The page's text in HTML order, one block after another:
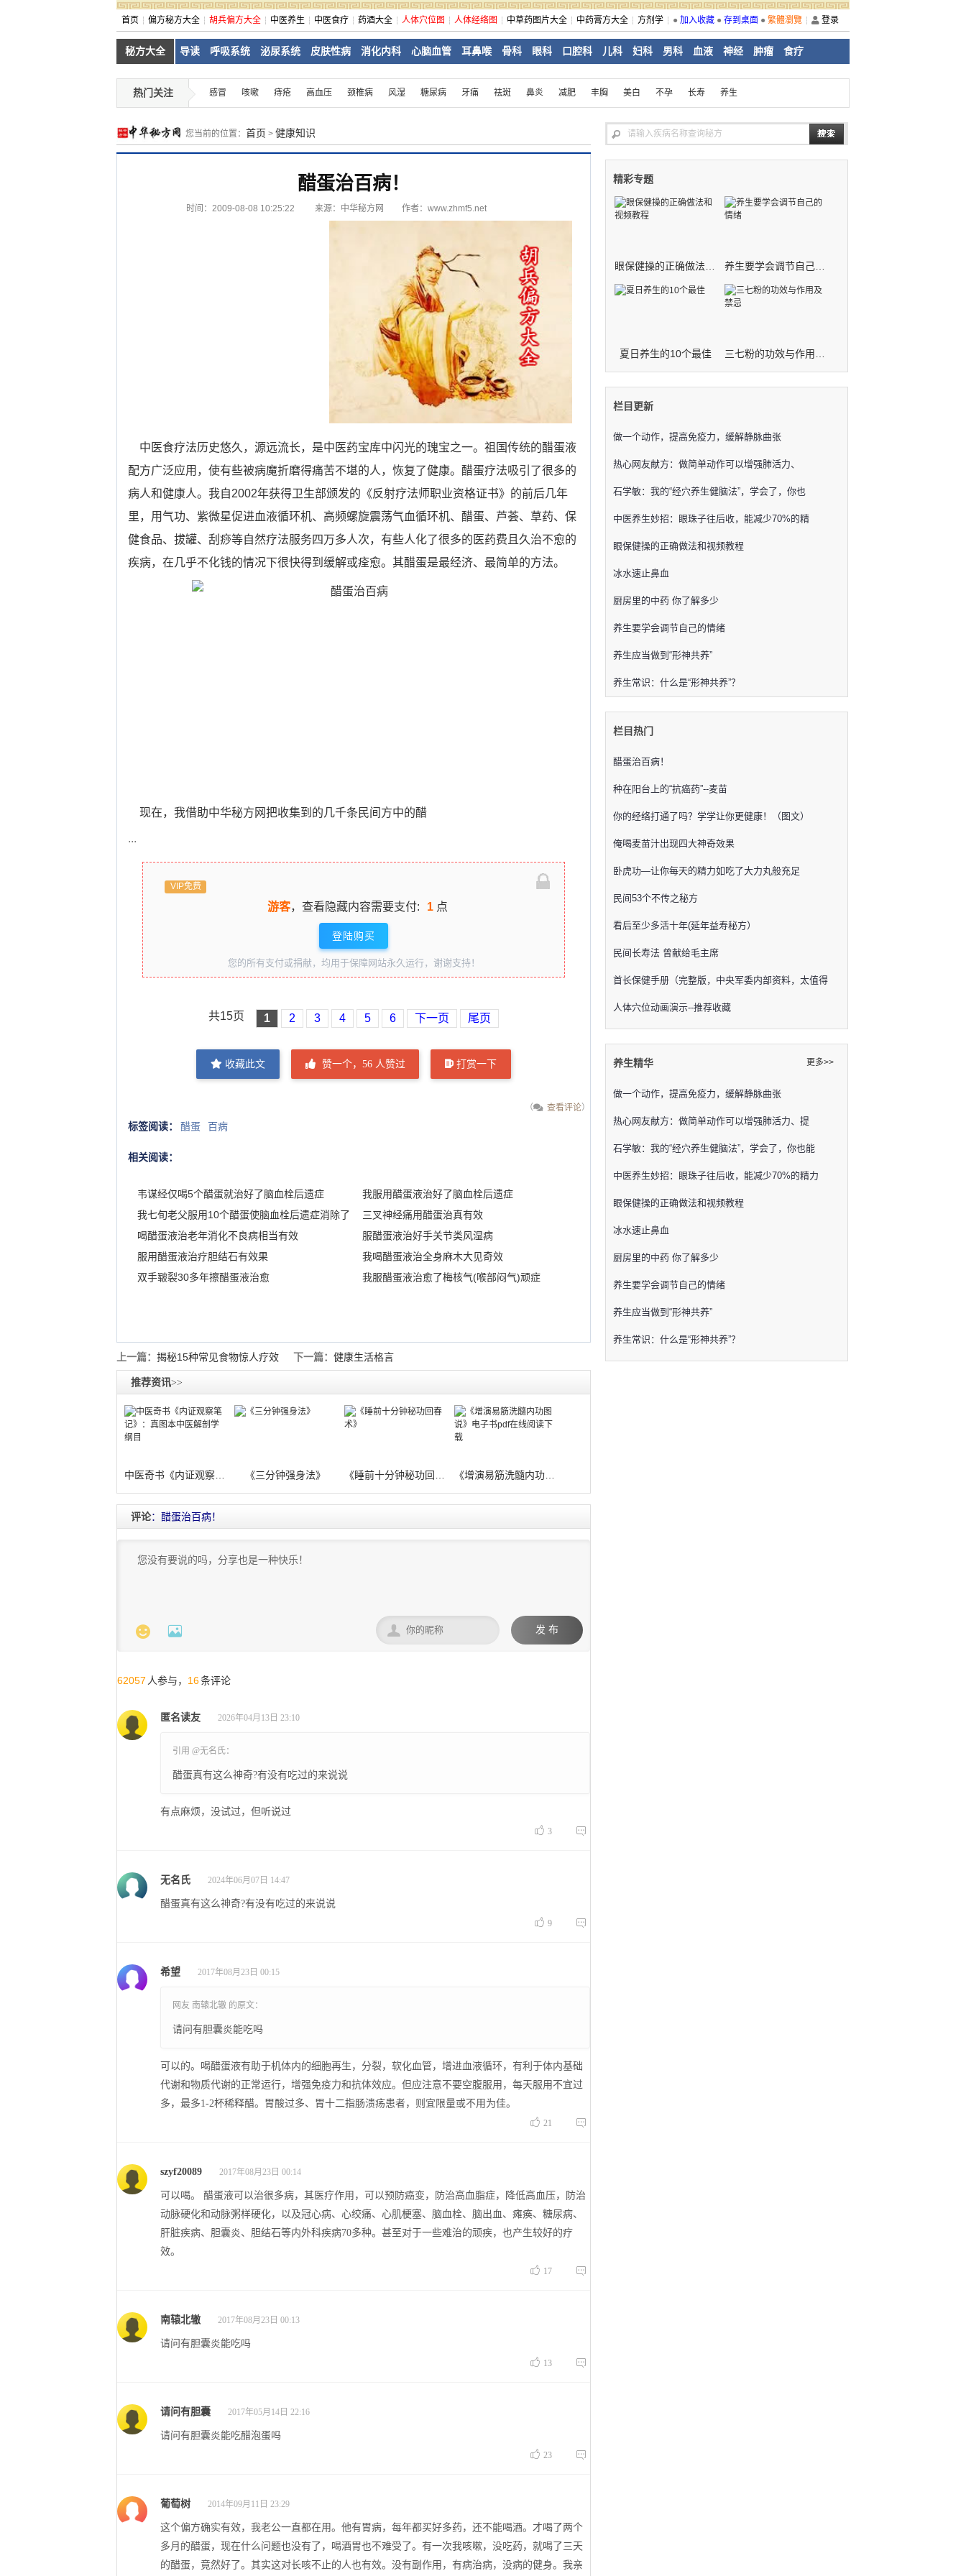
首页 偏方秘方大全 胡兵偏方大全 中医养生 中医食疗 药酒大全 人体穴位图 人体经络图 中草药图片大全 中药膏方大全 方剂学 ● 加入收藏 ● 存到桌面 ● 繁體瀏覽 登录
秘方大全 导读 呼吸系统 泌尿系统 皮肤性病 消化内科 心脑血管 耳鼻喉 骨科 眼科 口腔科 儿科 妇科 男科 血液 神经 肿瘤 食疗
热门关注 感冒 咳嗽 痔疮 高血压 颈椎病 风湿 糖尿病 牙痛 祛斑 鼻炎 减肥 丰胸 美白 不孕 长寿 养生
您当前的位置： 首页 > 健康知识
醋蛋治百病！
时间：2009-08-08 10:25:22 来源： 中华秘方网 作者：www.zhmf5.net
中医食疗法历史悠久，源远流长，是中医药宝库中闪光的瑰宝之一。祖国传统的醋蛋液
配方广泛应用，使有些被病魔折磨得痛苦不堪的人，恢复了健康。醋蛋疗法吸引了很多的
病人和健康人。我自2002年获得卫生部颁发的《反射疗法师职业资格证书》的前后几年
里，用气功、紫微星促进血液循环机、高频螺旋震荡气血循环机、醋蛋、芦荟、草药、保
健食品、拔罐、刮痧等自然疗法服务四万多人次，有些人化了很多的医药费且久治不愈的
疾病，在几乎不化钱的情况下很快得到缓解或痊愈。其醋蛋是最经济、最简单的方法。
现在，我借助中华秘方网把收集到的几千条民间方中的醋
...
VIP免费
游客，查看隐藏内容需要支付: 1点
登陆购买
您的所有支付或捐献，均用于保障网站永久运行，谢谢支持！
共15页 1 2 3 4 5 6 下一页 尾页
收藏此文 赞一个， 56 人赞过 打赏一下
（ 查看评论）
标签阅读： 醋蛋 百病
相关阅读：
韦谋经仅喝5个醋蛋就治好了脑血栓后遗症
我服用醋蛋液治好了脑血栓后遗症
我七旬老父服用10个醋蛋使脑血栓后遗症消除了
三叉神经痛用醋蛋治真有效
喝醋蛋液治老年消化不良病相当有效
服醋蛋液治好手关节类风湿病
服用醋蛋液治疗胆结石有效果
我喝醋蛋液治全身麻木大见奇效
双手皲裂30多年擦醋蛋液治愈
我服醋蛋液治愈了梅核气(喉部闷气)顽症
上一篇： 揭秘15种常见食物惊人疗效 下一篇： 健康生活格言
推荐资讯>>
《三分钟强身法》
评论：醋蛋治百病！
  发 布

62057 人参与， 16条评论
匿名读友 2026年04月13日 23:10
引用 @无名氏：
醋蛋真有这么神奇?有没有吃过的来说说
有点麻烦，没试过，但听说过
 3 
无名氏 2024年06月07日 14:47
醋蛋真有这么神奇?有没有吃过的来说说
 9 
希望 2017年08月23日 00:15
网友 南辕北辙 的原文：
请问有胆囊炎能吃吗
可以的。喝醋蛋液有助于机体内的细胞再生，分裂，软化血管，增进血液循环，有利于体内基础
代谢和物质代谢的正常运行，增强免疫力和抗体效应。但应注意不要空腹服用，每天服用不宜过
多，最多1-2杯稀释醋。胃酸过多、胃十二指肠溃疡患者，则宜限量或不用为佳。
 21 
szyf20089 2017年08月23日 00:14
可以喝。 醋蛋液可以治很多病，其医疗作用，可以预防癌变，防治高血脂症，降低高血压，防治
动脉硬化和动脉粥样硬化，以及冠心病、心绞痛、心肌梗塞、脑血栓、脑出血、瘫痪、糖尿病、
肝脏疾病、胆囊炎、胆结石等内外科疾病70多种。甚至对于一些难治的顽疾，也产生较好的疗
效。
 17 
南辕北辙 2017年08月23日 00:13
请问有胆囊炎能吃吗
 13 
请问有胆囊 2017年05月14日 22:16
请问有胆囊炎能吃醋泡蛋吗
 23 
葡萄树 2014年09月11日 23:29
这个偏方确实有效，我老公一直都在用。他有胃病，每年都买好多药，还不能喝酒。才喝了两个
多月的醋蛋，现在什么问题也没有了，喝酒胃也不难受了。有一次我咳嗽，没吃药，就喝了三天
的醋蛋，竟然好了。其实这对长咳不止的人也有效。没有副作用，有病治病，没病的健身。我亲
精彩专题
夏日养生的10个最佳
栏目更新
做一个动作，提高免疫力，缓解静脉曲张
热心网友献方：做简单动作可以增强肺活力、
石学敏：我的“经穴养生健脑法”，学会了，你也
中医养生妙招：眼珠子往后收，能减少70%的精
眼保健操的正确做法和视频教程
冰水速止鼻血
厨房里的中药 你了解多少
养生要学会调节自己的情绪
养生应当做到“形神共养”
养生常识：什么是“形神共养”？
栏目热门
醋蛋治百病！
种在阳台上的“抗癌药”--麦苗
你的经络打通了吗？学学让你更健康！（图文）
俺喝麦苗汁出现四大神奇效果
卧虎功—让你每天的精力如吃了大力丸般充足
民间53个不传之秘方
看后至少多活十年(延年益寿秘方）
民间长寿法 曾献给毛主席
首长保健手册（完整版，中央军委内部资料，太值得
人体穴位动画演示--推荐收藏
养生精华
做一个动作，提高免疫力，缓解静脉曲张
热心网友献方：做简单动作可以增强肺活力、提
石学敏：我的“经穴养生健脑法”，学会了，你也能
中医养生妙招：眼珠子往后收，能减少70%的精力
眼保健操的正确做法和视频教程
冰水速止鼻血
厨房里的中药 你了解多少
养生要学会调节自己的情绪
养生应当做到“形神共养”
养生常识：什么是“形神共养”？
更多>>